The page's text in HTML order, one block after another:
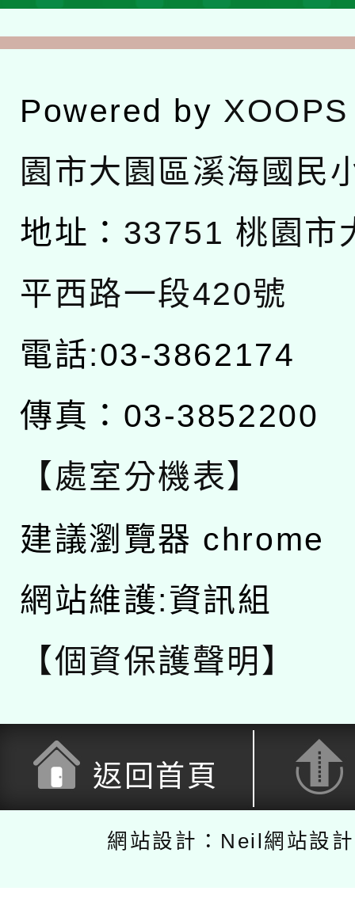
Powered by XOOPS
園市大園區溪海國民
地址： 33751 桃園市
平西路一段420號
電話:03-3862174
傳真：03-3852200
【處室分機表】
建議瀏覽器 chrome
網站維護:資訊組
【個資保護聲明】
返回首頁
網站設計：Neil網站設